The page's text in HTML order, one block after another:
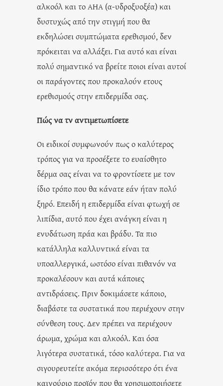
αλκοόλ και το ΑΗΑ (α-υδροξυοξέα) και
δυστυχώς από την στιγμή που θα
εκδηλώσει συμπτώματα ερεθισμού, δεν
πρόκειται να αλλάξει. Για αυτό και είναι
πολύ σημαντικό να βρείτε ποιοι είναι αυτοί
οι παράγοντες που προκαλούν ετους
ερεθισμούς στην επιδερμίδα σας.
Πώς να τν αντιμετωπίσετε
Οι ειδικοί συμφωνούν πως ο καλύτερος
τρόπος για να προσέξετε το ευαίσθητο
δέρμα σας είναι να το φροντίσετε με τον
ίδιο τρόπο που θα κάνατε εάν ήταν πολύ
ξηρό. Επειδή η επιδερμίδα είναι φτωχή σε
λιπίδια, αυτό που έχει ανάγκη είναι η
ενυδάτωση πράα και βράδυ. Τα πιο
κατάλληλα καλλυντικά είναι τα
υποαλλεργικά, ωστόσο είναι πιθανόν να
προκαλέσουν και αυτά κάποιες
αντιδράσεις. Πριν δοκιμάσετε κάποιο,
διαβάστε τα συστατικά που περιέχουν στην
σύνθεση τους. Δεν πρέπει να περιέχουν
άρωμα, χρώμα και αλκοόλ. Και όσα
λιγότερα συστατικά, τόσο καλύτερα. Για να
σιγουρευτείτε ακόμα περισσότερο ότι ένα
καινούριο προϊόν που θα χρησιμοποιήσετε